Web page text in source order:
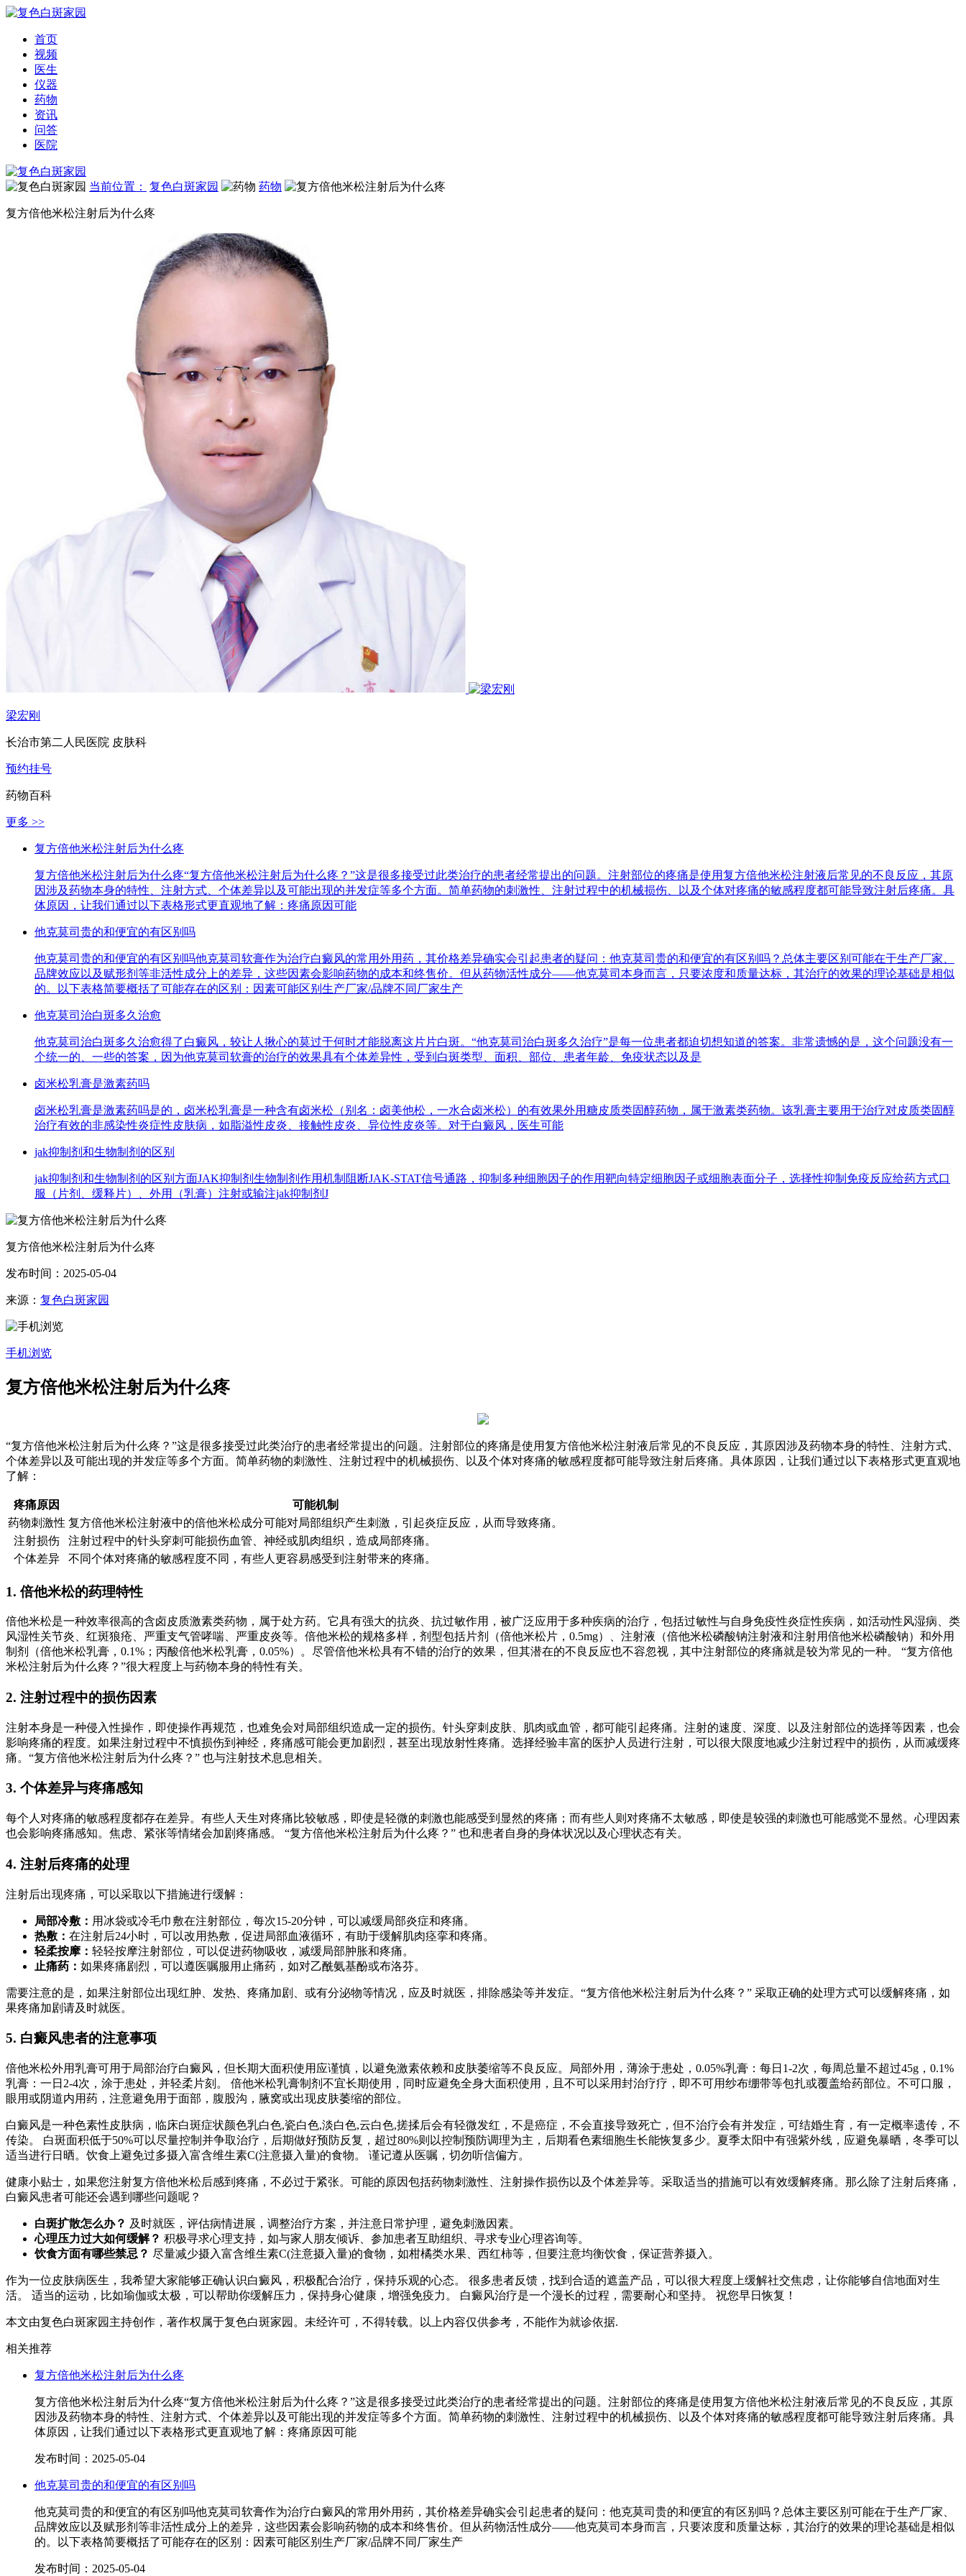
首页
视频
医生
仪器
药物
资讯
问答
医院
当前位置： 复色白斑家园 药物
复方倍他米松注射后为什么疼
梁宏刚
长治市第二人民医院 皮肤科
预约挂号
药物百科
更多 >>
复方倍他米松注射后为什么疼
复方倍他米松注射后为什么疼“复方倍他米松注射后为什么疼？”这是很多接受过此类治疗的患者经常提出的问题。注射部位的疼痛是使用复方倍他米松注射液后常见的不良反应，其原
因涉及药物本身的特性、注射方式、个体差异以及可能出现的并发症等多个方面。简单药物的刺激性、注射过程中的机械损伤、以及个体对疼痛的敏感程度都可能导致注射后疼痛。具
体原因，让我们通过以下表格形式更直观地了解：疼痛原因可能
他克莫司贵的和便宜的有区别吗
他克莫司贵的和便宜的有区别吗他克莫司软膏作为治疗白癜风的常用外用药，其价格差异确实会引起患者的疑问：他克莫司贵的和便宜的有区别吗？总体主要区别可能在于生产厂家、
品牌效应以及赋形剂等非活性成分上的差异，这些因素会影响药物的成本和终售价。但从药物活性成分——他克莫司本身而言，只要浓度和质量达标，其治疗的效果的理论基础是相似
的。以下表格简要概括了可能存在的区别：因素可能区别生产厂家/品牌不同厂家生产
他克莫司治白斑多久治愈
他克莫司治白斑多久治愈得了白癜风，较让人揪心的莫过于何时才能脱离这片片白斑。“他克莫司治白斑多久治疗”是每一位患者都迫切想知道的答案。非常遗憾的是，这个问题没有一
个统一的、一些的答案，因为他克莫司软膏的治疗的效果具有个体差异性，受到白斑类型、面积、部位、患者年龄、免疫状态以及是
卤米松乳膏是激素药吗
卤米松乳膏是激素药吗是的，卤米松乳膏是一种含有卤米松（别名：卤美他松，一水合卤米松）的有效果外用糖皮质类固醇药物，属于激素类药物。该乳膏主要用于治疗对皮质类固醇
治疗有效的非感染性炎症性皮肤病，如脂溢性皮炎、接触性皮炎、异位性皮炎等。对于白癜风，医生可能
jak抑制剂和生物制剂的区别
jak抑制剂和生物制剂的区别方面JAK抑制剂生物制剂作用机制阻断JAK-STAT信号通路，抑制多种细胞因子的作用靶向特定细胞因子或细胞表面分子，选择性抑制免疫反应给药方式口
服（片剂、缓释片）、外用（乳膏）注射或输注jak抑制剂J
复方倍他米松注射后为什么疼
发布时间：2025-05-04
来源： 复色白斑家园
手机浏览
复方倍他米松注射后为什么疼
“复方倍他米松注射后为什么疼？”这是很多接受过此类治疗的患者经常提出的问题。注射部位的疼痛是使用复方倍他米松注射液后常见的不良反应，其原因涉及药物本身的特性、注射方式、
个体差异以及可能出现的并发症等多个方面。简单药物的刺激性、注射过程中的机械损伤、以及个体对疼痛的敏感程度都可能导致注射后疼痛。具体原因，让我们通过以下表格形式更直观地
了解：
疼痛原因
可能机制
药物刺激性 复方倍他米松注射液中的倍他米松成分可能对局部组织产生刺激，引起炎症反应，从而导致疼痛。
注射损伤
注射过程中的针头穿刺可能损伤血管、神经或肌肉组织，造成局部疼痛。
个体差异
不同个体对疼痛的敏感程度不同，有些人更容易感受到注射带来的疼痛。
1. 倍他米松的药理特性
倍他米松是一种效率很高的含卤皮质激素类药物，属于处方药。它具有强大的抗炎、抗过敏作用，被广泛应用于多种疾病的治疗，包括过敏性与自身免疫性炎症性疾病，如活动性风湿病、类
风湿性关节炎、红斑狼疮、严重支气管哮喘、严重皮炎等。倍他米松的规格多样，剂型包括片剂（倍他米松片，0.5mg）、注射液（倍他米松磷酸钠注射液和注射用倍他米松磷酸钠）和外用
制剂（倍他米松乳膏，0.1%；丙酸倍他米松乳膏，0.05%）。尽管倍他米松具有不错的治疗的效果，但其潜在的不良反应也不容忽视，其中注射部位的疼痛就是较为常见的一种。 “复方倍他
米松注射后为什么疼？”很大程度上与药物本身的特性有关。
2. 注射过程中的损伤因素
注射本身是一种侵入性操作，即使操作再规范，也难免会对局部组织造成一定的损伤。针头穿刺皮肤、肌肉或血管，都可能引起疼痛。注射的速度、深度、以及注射部位的选择等因素，也会
影响疼痛的程度。如果注射过程中不慎损伤到神经，疼痛感可能会更加剧烈，甚至出现放射性疼痛。选择经验丰富的医护人员进行注射，可以很大限度地减少注射过程中的损伤，从而减缓疼
痛。“复方倍他米松注射后为什么疼？” 也与注射技术息息相关。
3. 个体差异与疼痛感知
每个人对疼痛的敏感程度都存在差异。有些人天生对疼痛比较敏感，即使是轻微的刺激也能感受到显然的疼痛；而有些人则对疼痛不太敏感，即使是较强的刺激也可能感觉不显然。心理因素
也会影响疼痛感知。焦虑、紧张等情绪会加剧疼痛感。 “复方倍他米松注射后为什么疼？” 也和患者自身的身体状况以及心理状态有关。
4. 注射后疼痛的处理
注射后出现疼痛，可以采取以下措施进行缓解：
局部冷敷： 用冰袋或冷毛巾敷在注射部位，每次15-20分钟，可以减缓局部炎症和疼痛。
热敷： 在注射后24小时，可以改用热敷，促进局部血液循环，有助于缓解肌肉痉挛和疼痛。
轻柔按摩： 轻轻按摩注射部位，可以促进药物吸收，减缓局部肿胀和疼痛。
止痛药： 如果疼痛剧烈，可以遵医嘱服用止痛药，如对乙酰氨基酚或布洛芬。
需要注意的是，如果注射部位出现红肿、发热、疼痛加剧、或有分泌物等情况，应及时就医，排除感染等并发症。“复方倍他米松注射后为什么疼？” 采取正确的处理方式可以缓解疼痛，如
果疼痛加剧请及时就医。
5. 白癜风患者的注意事项
倍他米松外用乳膏可用于局部治疗白癜风，但长期大面积使用应谨慎，以避免激素依赖和皮肤萎缩等不良反应。局部外用，薄涂于患处，0.05%乳膏：每日1-2次，每周总量不超过45g，0.1%
乳膏：一日2-4次，涂于患处，并轻柔片刻。 倍他米松乳膏制剂不宜长期使用，同时应避免全身大面积使用，且不可以采用封治疗疗，即不可用纱布绷带等包扎或覆盖给药部位。不可口服，
眼用或阴道内用药，注意避免用于面部，腹股沟，腋窝或出现皮肤萎缩的部位。
白癜风是一种色素性皮肤病，临床白斑症状颜色乳白色,瓷白色,淡白色,云白色,搓揉后会有轻微发红，不是癌症，不会直接导致死亡，但不治疗会有并发症，可结婚生育，有一定概率遗传，不
传染。 白斑面积低于50%可以尽量控制并争取治疗，后期做好预防反复，超过80%则以控制预防调理为主，后期看色素细胞生长能恢复多少。夏季太阳中有强紫外线，应避免暴晒，冬季可以
适当进行日晒。饮食上避免过多摄入富含维生素C(注意摄入量)的食物。 谨记遵从医嘱，切勿听信偏方。
健康小贴士，如果您注射复方倍他米松后感到疼痛，不必过于紧张。可能的原因包括药物刺激性、注射操作损伤以及个体差异等。采取适当的措施可以有效缓解疼痛。那么除了注射后疼痛，
白癜风患者可能还会遇到哪些问题呢？
白斑扩散怎么办？ 及时就医，评估病情进展，调整治疗方案，并注意日常护理，避免刺激因素。
心理压力过大如何缓解？ 积极寻求心理支持，如与家人朋友倾诉、参加患者互助组织、寻求专业心理咨询等。
饮食方面有哪些禁忌？ 尽量减少摄入富含维生素C(注意摄入量)的食物，如柑橘类水果、西红柿等，但要注意均衡饮食，保证营养摄入。
作为一位皮肤病医生，我希望大家能够正确认识白癜风，积极配合治疗，保持乐观的心态。 很多患者反馈，找到合适的遮盖产品，可以很大程度上缓解社交焦虑，让你能够自信地面对生
活。 适当的运动，比如瑜伽或太极，可以帮助你缓解压力，保持身心健康，增强免疫力。 白癜风治疗是一个漫长的过程，需要耐心和坚持。 祝您早日恢复！
本文由复色白斑家园主持创作，著作权属于复色白斑家园。未经许可，不得转载。以上内容仅供参考，不能作为就诊依据.
相关推荐
复方倍他米松注射后为什么疼
复方倍他米松注射后为什么疼“复方倍他米松注射后为什么疼？”这是很多接受过此类治疗的患者经常提出的问题。注射部位的疼痛是使用复方倍他米松注射液后常见的不良反应，其原
因涉及药物本身的特性、注射方式、个体差异以及可能出现的并发症等多个方面。简单药物的刺激性、注射过程中的机械损伤、以及个体对疼痛的敏感程度都可能导致注射后疼痛。具
体原因，让我们通过以下表格形式更直观地了解：疼痛原因可能
发布时间：2025-05-04
他克莫司贵的和便宜的有区别吗
他克莫司贵的和便宜的有区别吗他克莫司软膏作为治疗白癜风的常用外用药，其价格差异确实会引起患者的疑问：他克莫司贵的和便宜的有区别吗？总体主要区别可能在于生产厂家、
品牌效应以及赋形剂等非活性成分上的差异，这些因素会影响药物的成本和终售价。但从药物活性成分——他克莫司本身而言，只要浓度和质量达标，其治疗的效果的理论基础是相似
的。以下表格简要概括了可能存在的区别：因素可能区别生产厂家/品牌不同厂家生产
发布时间：2025-05-04